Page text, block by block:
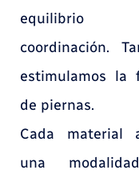
coordinación.
estimulamos la
de piernas.
Cada material
una